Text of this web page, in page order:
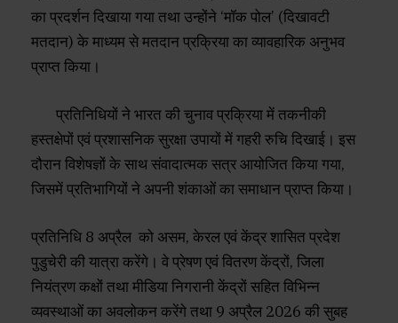
का प्रदर्शन दिखाया गया तथा उन्होंने ‘मॉक पोल’ (दिखावटी
मतदान) के माध्यम से मतदान प्रक्रिया का व्यावहारिक अनुभव
प्राप्त किया।
प्रतिनिधियों ने भारत की चुनाव प्रक्रिया में तकनीकी
हस्तक्षेपों एवं प्रशासनिक सुरक्षा उपायों में गहरी रुचि दिखाई। इस
दौरान विशेषज्ञों के साथ संवादात्मक सत्र आयोजित किया गया,
जिसमें प्रतिभागियों ने अपनी शंकाओं का समाधान प्राप्त किया।
प्रतिनिधि 8 अप्रैल को असम, केरल एवं केंद्र शासित प्रदेश
पुडुचेरी की यात्रा करेंगे। वे प्रेषण एवं वितरण केंद्रों, जिला
नियंत्रण कक्षों तथा मीडिया निगरानी केंद्रों सहित विभिन्न
व्यवस्थाओं का अवलोकन करेंगे तथा 9 अप्रैल 2026 की सुबह